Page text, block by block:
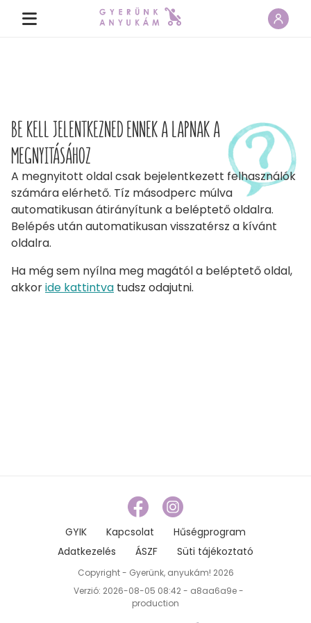
BE KELL JELENTKEZNED ENNEK A LAPNAK A
MEGNYITÁSÁHOZ
A megnyitott oldal csak bejelentkezett felhasználók
számára elérhető. Tíz másodperc múlva
automatikusan átirányítunk a beléptető oldalra.
Belépés után automatikusan visszatérsz a kívánt
oldalra.
Ha még sem nyílna meg magától a beléptető oldal,
akkoride kattintva tudsz odajutni.
GYIK Kapcsolat
Hűségprogram
Adatkezelés
ÁSZF Süti tájékoztató
Copyright - Gyerünk, anyukám! 2026
Verzió: 2026-08-05 08:42 - a8aa6a9e -
production